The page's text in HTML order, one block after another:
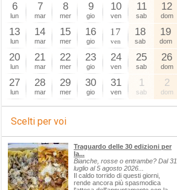
6
lun
7
mar
8
mer
9
gio
10
ven
11
sab
12
dom
13
lun
14
mar
15
mer
16
gio
17
ven
18
sab
19
dom
20
lun
21
mar
22
mer
23
gio
24
ven
25
sab
26
dom
27
lun
28
mar
29
mer
30
gio
31
ven
1
sab
2
dom
Scelti per voi
Traguardo delle 30 edizioni per
la...
Bianche, rosse o entrambe? Dal 31
luglio al 5 agosto 2026...
Il caldo torrido di questi giorni,
rende ancora più spasmodica